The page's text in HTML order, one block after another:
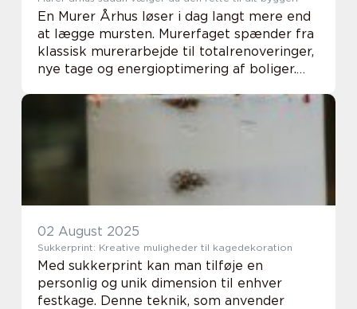
En Murer Århus løser i dag langt mere end
at lægge mursten. Murerfaget spænder fra
klassisk murerarbejde til totalrenoveringer,
nye tage og energioptimering af boliger.
dit næste projekt, handler det derfor ...
02 August 2025
Sukkerprint: Kreative muligheder til kagedekoration
Med sukkerprint kan man tilføje en
personlig og unik dimension til enhver
festkage. Denne teknik, som anvender